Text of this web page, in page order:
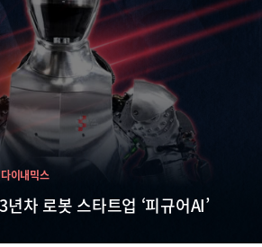
차 로봇 스타트업 ‘피규어AI’
이내믹스